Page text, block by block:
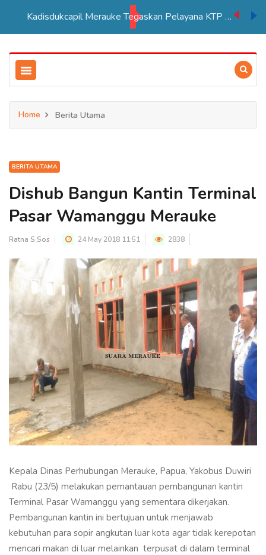
Kadisdukcapil Merauke Tegaskan Pelayana KTP Sesuai SOP
Home Berita Utama
BERITA UTAMA
Dishub Bangun Kantin Terminal
Pasar Wamanggu Merauke
Ratna S.Sos 24 May 2018 11:51 2838
Kepala Dinas Perhubungan Merauke, Papua, Yakobus Duwiri
Rabu (23/5) melakukan pemantauan pembangunan kantin
Terminal Pasar Wamanggu yang sementara dikerjakan.
Pembangunan kantin ini bertujuan untuk menjawab
kebutuhan para sopir angkutan luar kota agar tidak kerepotan
mencari makan di luar melainkan terpusat di dalam terminal